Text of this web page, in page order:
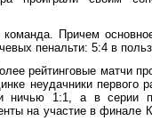
Причем
пенальти: 5:4 в
рейтинговые матчи
неудачники первого
ничью 1:1, а в серии
на участие в финале